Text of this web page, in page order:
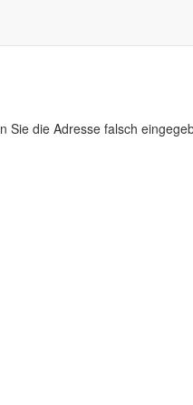
die Adresse falsch